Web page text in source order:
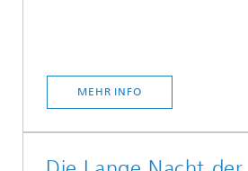
MEHR INFO